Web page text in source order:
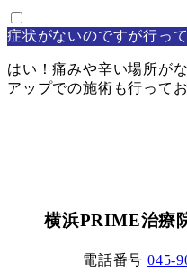
症状がないのですが行っ
はい！痛みや辛い場所が
アップでの施術も行ってお
横浜PRIME治療
電話番号 045-